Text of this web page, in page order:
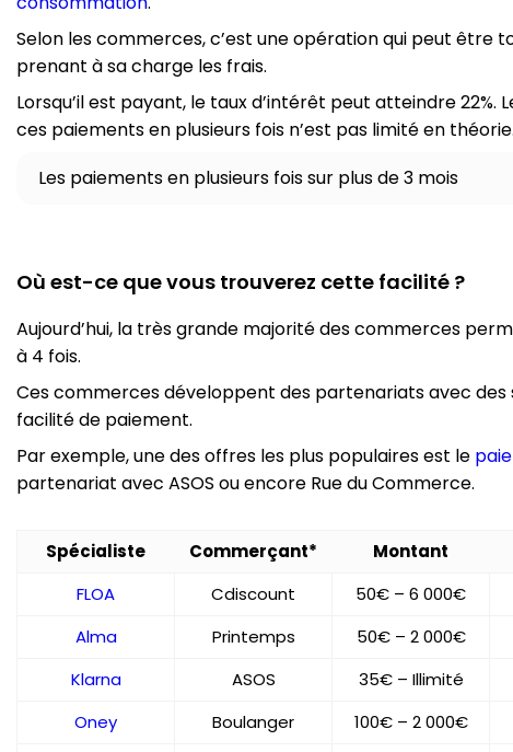
Selon les commerces, c’est une opération qui peut
prenant à sa charge les frais.
Lorsqu’il est payant, le taux d’intérêt peut atteindre
ces paiements en plusieurs fois n’est pas limité en théorie.
Les paiements en plusieurs fois sur plus de 3 mois
Où est-ce que vous trouverez cette facilité ?
Aujourd’hui, la très grande majorité des commerces
à 4 fois.
Ces commerces développent des partenariats avec des
facilité de paiement.
Par exemple, une des offres les plus populaires est le
partenariat avec ASOS ou encore Rue du Commerce.
Spécialiste Commerçant* Montant
FLOA
Cdiscount 50€ – 6 000€
Alma
Printemps 50€ – 2 000€
Klarna
ASOS 35€ – Illimité
Oney
Boulanger 100€ – 2 000€